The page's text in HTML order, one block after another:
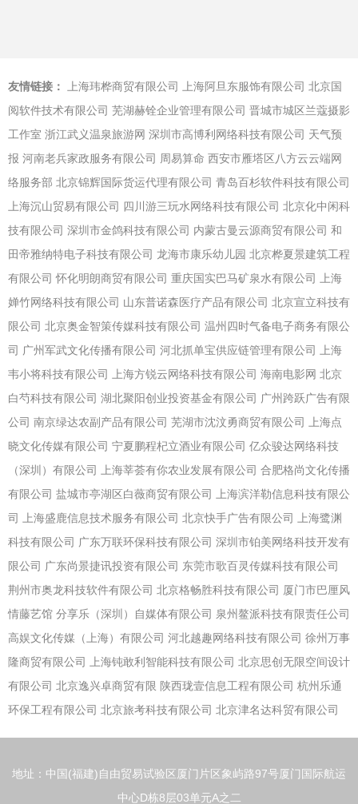
友情链接： 上海玮桦商贸有限公司 上海阿旦东服饰有限公司 北京国
阅软件技术有限公司 芜湖赫铨企业管理有限公司 晋城市城区兰蔻摄影
工作室 浙江武义温泉旅游网 深圳市高博利网络科技有限公司 天气预
报 河南老兵家政服务有限公司 周易算命 西安市雁塔区八方云云端网
络服务部 北京锦辉国际货运代理有限公司 青岛百杉软件科技有限公司
上海沉山贸易有限公司 四川游三玩水网络科技有限公司 北京化中闲科
技有限公司 深圳市金鸽科技有限公司 内蒙古曼云源商贸有限公司 和
田帝雅纳特电子科技有限公司 龙海市康乐幼儿园 北京桦夏景建筑工程
有限公司 怀化明朗商贸有限公司 重庆国实巴马矿泉水有限公司
上海
婵竹网络科技有限公司 山东普诺森医疗产品有限公司 北京宣立科技有
限公司 北京奥金智策传媒科技有限公司 温州四时气备电子商务有限公
司 广州军武文化传播有限公司 河北抓单宝供应链管理有限公司
上海
韦小将科技有限公司
上海方锐云网络科技有限公司 海南电影网 北京
白芍科技有限公司 湖北聚阳创业投资基金有限公司 广州跨跃广告有限
公司 南京绿达农副产品有限公司 芜湖市沈汶勇商贸有限公司
上海点
晓文化传媒有限公司 宁夏鹏程杞立酒业有限公司 亿众骏达网络科技
（深圳）有限公司
上海莘荟有你农业发展有限公司 合肥格尚文化传播
有限公司 盐城市亭湖区白薇商贸有限公司
上海滨洋勒信息科技有限公
司
上海盛鹿信息技术服务有限公司 北京快手广告有限公司
上海鹭渊
科技有限公司 广东万联环保科技有限公司 深圳市铂美网络科技开发有
限公司 广东尚景捷讯投资有限公司 东莞市歌百灵传媒科技有限公司
荆州市奥龙科技软件有限公司 北京格畅胜科技有限公司 厦门市巴厘风
情藤艺馆 分享乐（深圳）自媒体有限公司 泉州鳌派科技有限责任公司
高娱文化传媒（上海）有限公司 河北越趣网络科技有限公司 徐州万事
隆商贸有限公司
上海钝敢利智能科技有限公司 北京思创无限空间设计
有限公司 北京逸兴卓商贸有限 陕西珑壹信息工程有限公司 杭州乐通
环保工程有限公司 北京旅考科技有限公司 北京津名达科贸有限公司
地址：中国(福建)自由贸易试验区厦门片区象屿路97号厦门国际航运
中心D栋8层03单元A之二